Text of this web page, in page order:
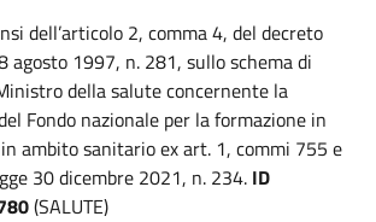
dell’articolo 2, comma 4, del decreto
agosto 1997, n. 281, sullo schema di
della salute concernente la
Fondo nazionale per la formazione in
ambito sanitario ex art. 1, commi 755 e
30 dicembre 2021, n. 234. ID
(SALUTE)